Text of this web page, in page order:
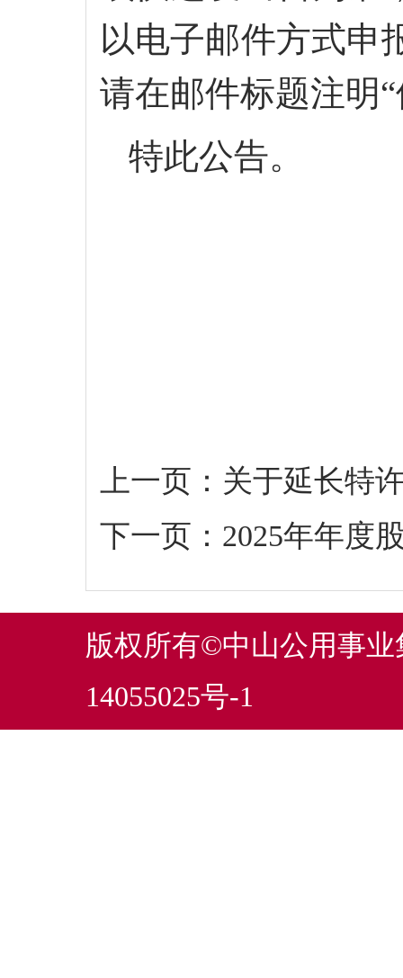
以电子邮件方式申
请在邮件标题注明
特此公告。
上一页： 关于延长特
下一页： 2025年年度
版权所有©中山公用事
14055025号-1